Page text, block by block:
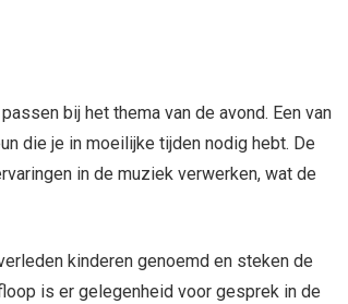
bij het thema van de avond. Een van
die je in moeilijke tijden nodig hebt. De
in de muziek verwerken, wat de
kinderen genoemd en steken de
is er gelegenheid voor gesprek in de